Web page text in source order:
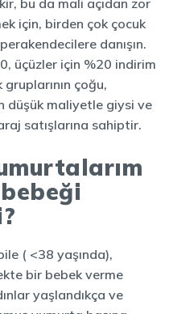
bu da mali açıdan zor
için, birden çok çocuk
danışın.
üçüzler için %20 indirim
çoğu,
düşük maliyetle giysi ve
satışlarına sahiptir.
( <38 yaşında),
bir bebek verme
yaşlandıkça ve